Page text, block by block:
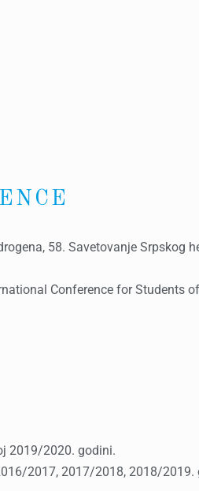
58. Savetovanje Srpskog
Conference for Students
2019/2020. godini.
2017, 2017/2018, 2018/